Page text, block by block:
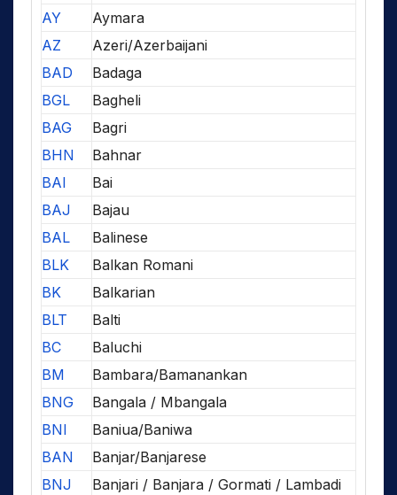
AY
Aymara
AZ
Azeri/Azerbaijani
BAD
Badaga
BGL
Bagheli
BAG
Bagri
BHN
Bahnar
BAI
Bai
BAJ
Bajau
BAL
Balinese
BLK
Balkan Romani
BK
Balkarian
BLT
Balti
BC
Baluchi
BM
Bambara/Bamanankan
BNG
Bangala / Mbangala
BNI
Baniua/Baniwa
BAN
Banjar/Banjarese
BNJ
Banjari / Banjara / Gormati / Lambadi